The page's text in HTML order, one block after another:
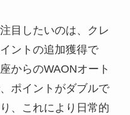
目したいのは、クレ
ントの追加獲得で
からのWAONオート
ポイントがダブルで
、これにより日常的